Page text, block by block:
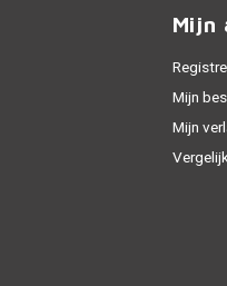
Mijn
Mijn
Mijn